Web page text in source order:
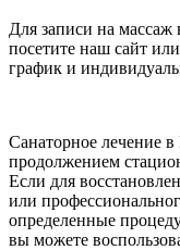
Для записи на массаж
посетите наш сайт
график и
Санаторное лечение
продолжением
Если для
или
определенные
вы можете